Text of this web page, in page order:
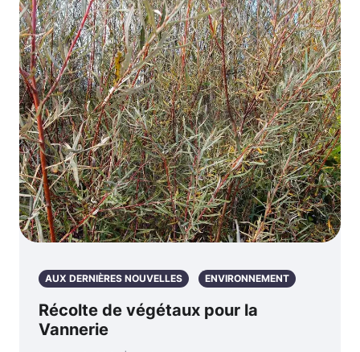
AUX DERNIÈRES NOUVELLES ENVIRONNEMENT
Récolte de végétaux pour la
Vannerie